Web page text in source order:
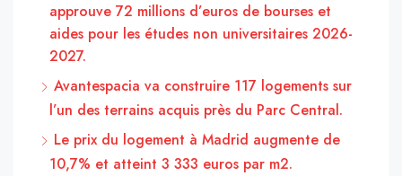
approuve 72 millions d’euros de bourses et
aides pour les études non universitaires 2026-
2027.
Avantespacia va construire 117 logements sur
l’un des terrains acquis près du Parc Central.
Le prix du logement à Madrid augmente de
10,7% et atteint 3 333 euros par m2.